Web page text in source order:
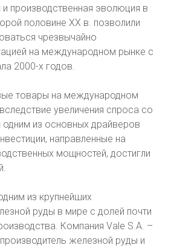
и производственная эволюция в
половине XX в. позволили
чрезвычайно
на международном рынке с
2000-х годов.
товары на международном
увеличения спроса со
из основных драйверов
направленные на
мощностей, достигли
из крупнейших
руды в мире с долей почти
Компания Vale S.A. –
железной руды и